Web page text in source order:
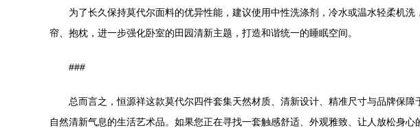
为了长久保持莫代尔面料的优异性能，建议使用中性洗涤剂，冷水或温水轻柔机
帘、抱枕，进一步强化卧室的田园清新主题，打造和谐统一的睡眠空间。
###
总而言之，恒源祥这款莫代尔四件套集天然材质、清新设计、精准尺寸与品牌保
自然清新气息的生活艺术品。如果您正在寻找一套触感舒适、外观雅致、让人放松身